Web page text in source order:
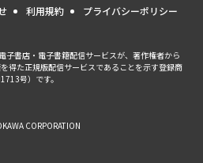
利用規約 プライバシーポリシー
子書店・電子書籍配信サービスが、著作権者から
得た正規版配信サービスであることを示す登録商
号）です。
CORPORATION